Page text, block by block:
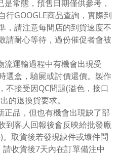
常態，預售日期僅供參考，
行GOOGLE商品查詢，實際到
，請注意每間店的到貨速度不
請耐心等待，過份催促者會被
流運輸過程中有機會出現受
選盒，驗屍或討價還價。製作
不接受因QC問題(溢色，接口
的退換貨要求。
正品，但也有機會出現缺了部
到客人回報後會反映給批發廠
取貨後若發現缺件或壞件問
收貨後7天內在訂單備注中